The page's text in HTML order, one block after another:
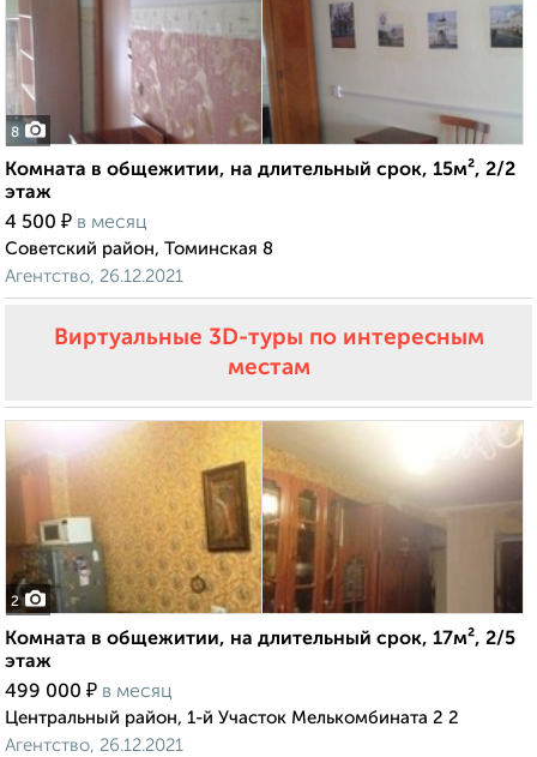
8
Комната в общежитии, на длительный срок, 15м², 2/2
этаж
4 500 ₽ в месяц
Советский район, Томинская 8
Агентство, 26.12.2021
Виртуальные 3D-туры по интересным
местам
2
Комната в общежитии, на длительный срок, 17м², 2/5
этаж
499 000 ₽ в месяц
Центральный район, 1-й Участок Мелькомбината 2 2
Агентство, 26.12.2021